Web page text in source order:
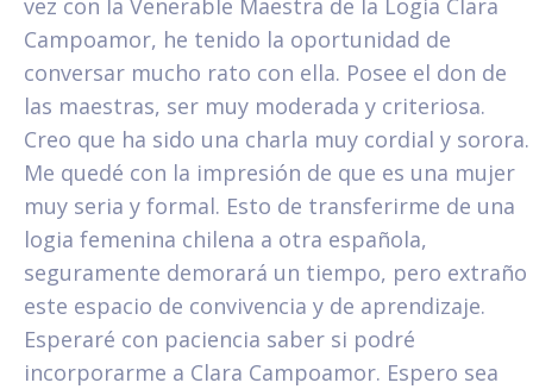
vez con la Venerable Maestra de la Logia Clara
Campoamor, he tenido la oportunidad de
conversar mucho rato con ella. Posee el don de
las maestras, ser muy moderada y criteriosa.
Creo que ha sido una charla muy cordial y sorora.
Me quedé con la impresión de que es una mujer
muy seria y formal. Esto de transferirme de una
logia femenina chilena a otra española,
seguramente demorará un tiempo, pero extraño
este espacio de convivencia y de aprendizaje.
Esperaré con paciencia saber si podré
incorporarme a Clara Campoamor. Espero sea